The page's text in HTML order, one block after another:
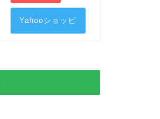
Yahooショッピ